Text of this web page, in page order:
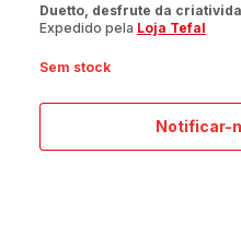
Notificar-
Set
Duetto, desfrute da
Expedido pela Loja Tefal
Sem stock